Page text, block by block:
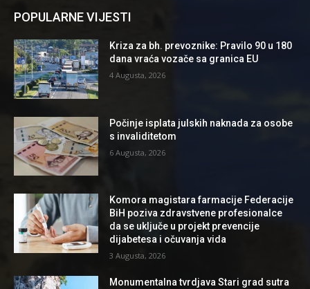
POPULARNE VIJESTI
Kriza za bh. prevoznike: Pravilo 90 u 180
dana vraća vozače sa granica EU
4 Augusta, 2026
Počinje isplata julskih naknada za osobe
s invaliditetom
6 Augusta, 2026
Komora magistara farmacije Federacije
BiH poziva zdravstvene profesionalce
da se uključe u projekt prevencije
dijabetesa i očuvanja vida
3 Augusta, 2026
Monumentalna tvrdjava Stari grad sutra